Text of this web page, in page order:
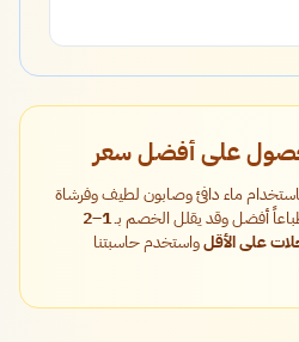
على أفضل سعر
ماء دافئ وصابون لطيف وفرشاة
أفضل وقد يقلل الخصم بـ
1–2
واستخدم حاسبتنا